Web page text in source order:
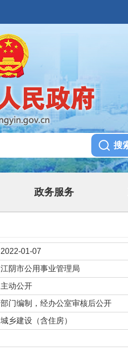
政务服务
2022-01-07
江阴市公用事业管理局
主动公开
部门编制，经办公室审核后公开
城乡建设（含住房）